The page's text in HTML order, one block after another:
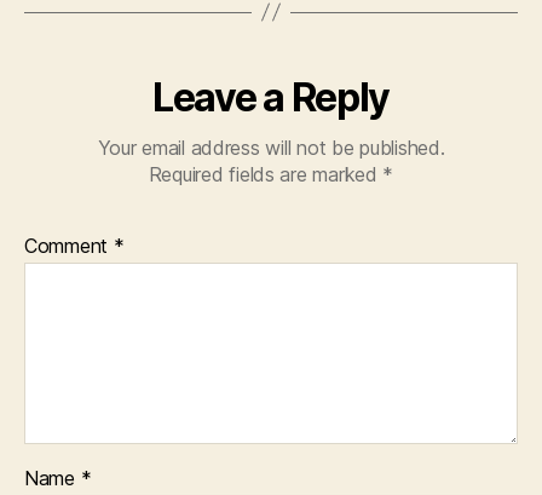
Leave a Reply
Your email address will not be published.
Required fields are marked *
Comment *
Name *